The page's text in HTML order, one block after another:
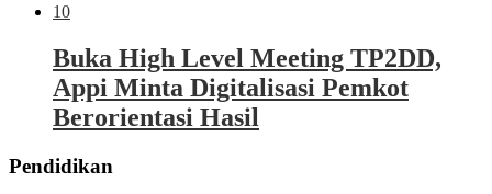
10
Buka High Level Meeting TP2DD,
Appi Minta Digitalisasi Pemkot
Berorientasi Hasil
Pendidikan